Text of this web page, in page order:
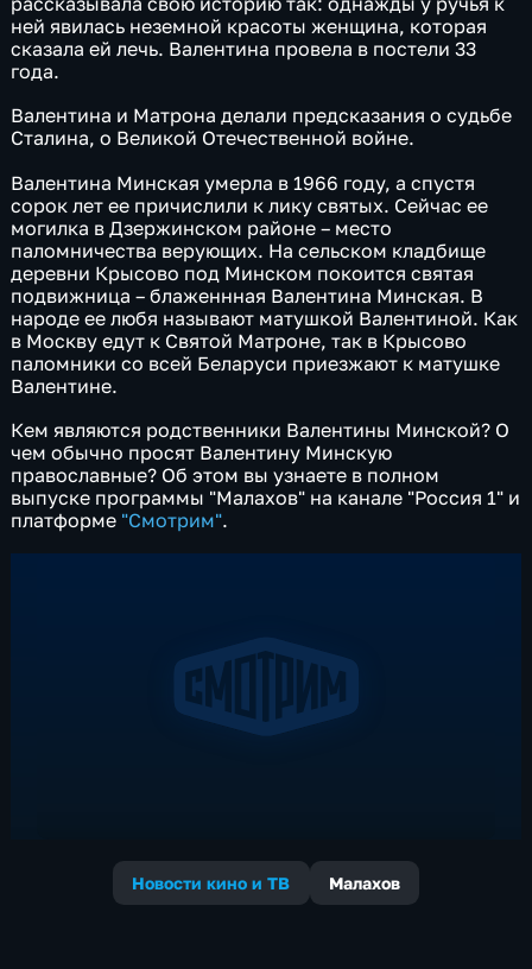
ней явилась неземной красоты женщина, которая
сказала ей лечь. Валентина провела в постели 33
года.
Валентина и Матрона делали предсказания о судьбе
Сталина, о Великой Отечественной войне.
Валентина Минская умерла в 1966 году, а спустя
сорок лет ее причислили к лику святых. Сейчас ее
могилка в Дзержинском районе – место
паломничества верующих. На сельском кладбище
деревни Крысово под Минском покоится святая
подвижница – блаженнная Валентина Минская. В
народе ее любя называют матушкой Валентиной. Как
в Москву едут к Святой Матроне, так в Крысово
паломники со всей Беларуси приезжают к матушке
Валентине.
Кем являются родственники Валентины Минской? О
чем обычно просят Валентину Минскую
православные? Об этом вы узнаете в полном
выпуске программы "Малахов" на канале "Россия 1" и
платформе "Смотрим".
Новости кино и ТВ Малахов